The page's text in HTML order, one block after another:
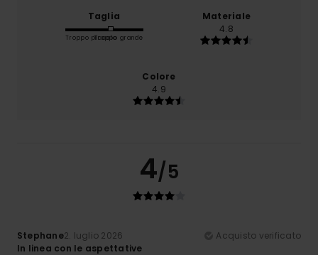
Taglia
Troppo piccoloTroppo grande
Materiale
4.8
Colore
4.9
4/5
Stephane2. luglio 2026
Acquisto verificato
In linea con le aspettative